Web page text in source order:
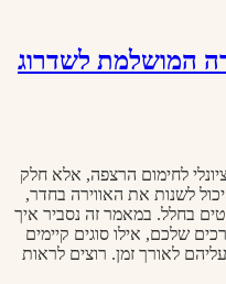
המושלמת לשדרוג
לחימום הרצפה, אלא חלק
לשנות את האווירה בחדר,
בחלל. במאמר זה נסביר איך
שלכם, אילו סוגים קיימים
לאורך זמן. רוצים לראות